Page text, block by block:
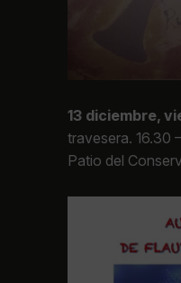
13 diciembre,
travesera. 16.30
Patio del